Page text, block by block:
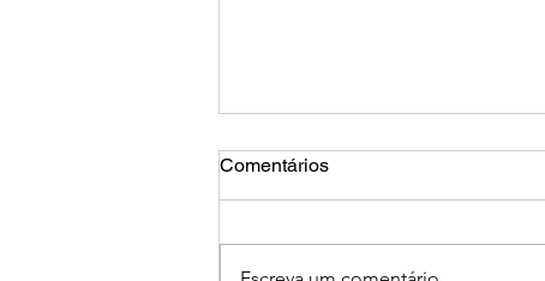
Comentários